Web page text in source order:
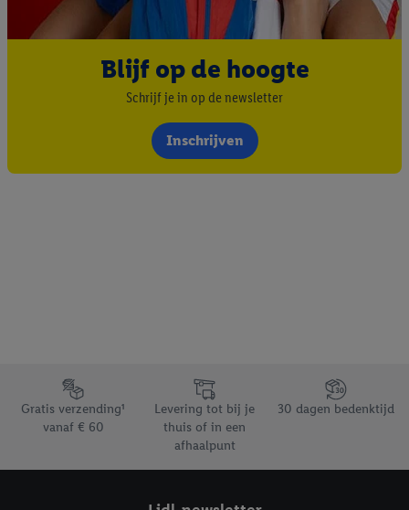
Blijf op de hoogte
Schrijf je in op de newsletter
Inschrijven
Footerelement met de verschillende USPs van Lidl.be
Gratis verzending¹
vanaf € 60
Levering tot bij je
thuis of in een
afhaalpunt
30 dagen bedenktijd
toestemming te allen tijde met vooruitwerkende kracht in te
trekken, vindt u in onzeprivacyverklaring.Je vindt het
impressum hier.